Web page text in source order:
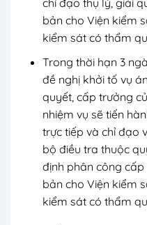
bản cho Viện kiểm
kiểm sát có thẩm
Trong thời hạn 3
đề nghị khởi tố vụ
quyết, cấp trưởng
nhiệm vụ sẽ tiến
trực tiếp và chỉ đạo
bộ điều tra thuộc
định phân công
bản cho Viện kiểm
kiểm sát có thẩm